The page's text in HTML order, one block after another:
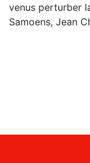
venus perturber
Samoens, Jean